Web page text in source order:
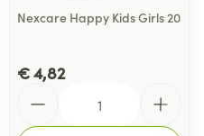
Nexcare Happy Kids Girls 20
€ 4,82